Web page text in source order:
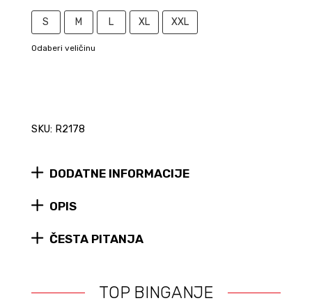
S M L XL XXL
Odaberi veličinu
SKU: R2178
DODATNE INFORMACIJE
OPIS
ČESTA PITANJA
TOP BINGANJE